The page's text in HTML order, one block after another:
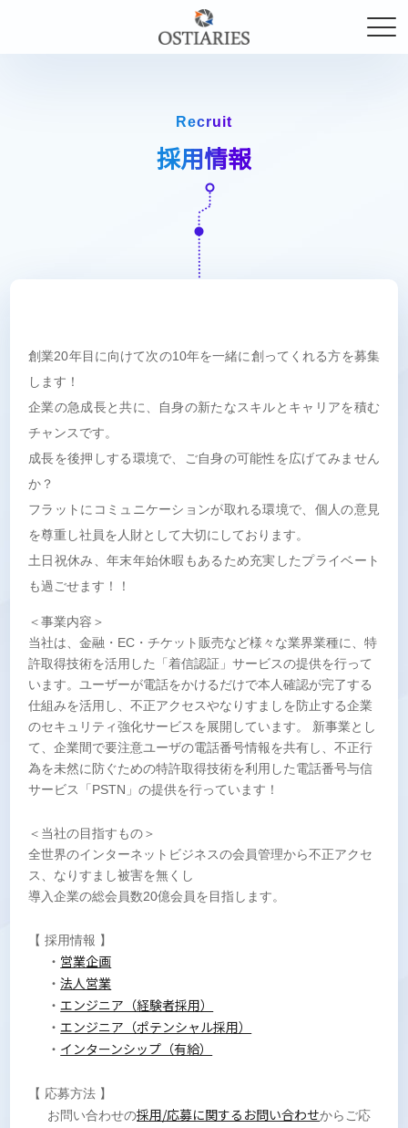
Recruit
採用情報
創業20年目に向けて次の10年を一緒に創ってくれる方を募集
します！
企業の急成長と共に、自身の新たなスキルとキャリアを積む
チャンスです。
成長を後押しする環境で、ご自身の可能性を広げてみません
か？
フラットにコミュニケーションが取れる環境で、個人の意見
を尊重し社員を人財として大切にしております。
土日祝休み、年末年始休暇もあるため充実したプライベート
も過ごせます！！
＜事業内容＞
当社は、金融・EC・チケット販売など様々な業界業種に、特
許取得技術を活用した「着信認証」サービスの提供を行って
います。ユーザーが電話をかけるだけで本人確認が完了する
仕組みを活用し、不正アクセスやなりすましを防止する企業
のセキュリティ強化サービスを展開しています。 新事業とし
て、企業間で要注意ユーザの電話番号情報を共有し、不正行
為を未然に防ぐための特許取得技術を利用した電話番号与信
サービス「PSTN」の提供を行っています！
＜当社の目指すもの＞
全世界のインターネットビジネスの会員管理から不正アクセ
ス、なりすまし被害を無くし
導入企業の総会員数20億会員を目指します。
【 採用情報 】
・ 営業企画
・法人営業
・エンジニア（経験者採用）
・エンジニア（ポテンシャル採用）
・ インターンシップ（有給）
【 応募方法 】
お問い合わせの採用/応募に関するお問い合わせからご応